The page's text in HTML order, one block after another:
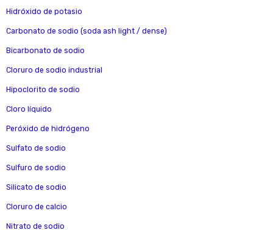
Hidróxido de potasio
Carbonato de sodio (soda ash light / dense)
Bicarbonato de sodio
Cloruro de sodio industrial
Hipoclorito de sodio
Cloro líquido
Peróxido de hidrógeno
Sulfato de sodio
Sulfuro de sodio
Silicato de sodio
Cloruro de calcio
Nitrato de sodio